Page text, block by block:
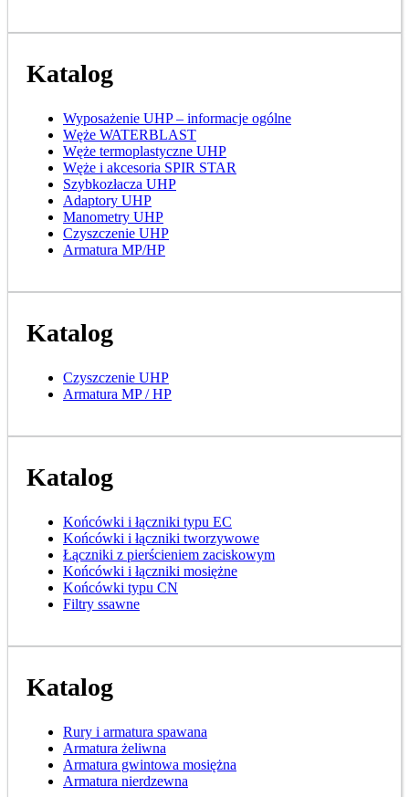
Katalog
Wyposażenie UHP – informacje ogólne
Węże WATERBLAST
Węże termoplastyczne UHP
Węże i akcesoria SPIR STAR
Szybkozłacza UHP
Adaptory UHP
Manometry UHP
Czyszczenie UHP
Armatura MP/HP
Katalog
Czyszczenie UHP
Armatura MP / HP
Katalog
Końcówki i łączniki typu EC
Końcówki i łączniki tworzywowe
Łączniki z pierścieniem zaciskowym
Końcówki i łączniki mosiężne
Końcówki typu CN
Filtry ssawne
Katalog
Rury i armatura spawana
Armatura żeliwna
Armatura gwintowa mosiężna
Armatura nierdzewna